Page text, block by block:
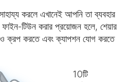
করলে এখানেই আপনি তা ব্যবহার
টিউন করার প্রয়োজন হলে, শেয়ার
ক্রপ করতে এবং ক্যাপশন যোগ করতে
10টি